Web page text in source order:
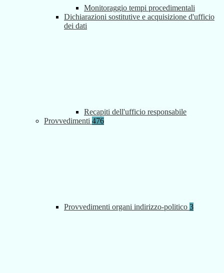
Monitoraggio tempi procedimentali
Dichiarazioni sostitutive e acquisizione d'ufficio
dei dati
Recapiti dell'ufficio responsabile
Provvedimenti 476
Provvedimenti organi indirizzo-politico 3